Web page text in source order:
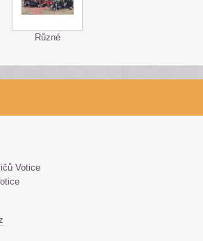
Různé
Votice